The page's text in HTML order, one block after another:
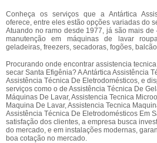
Conheça os serviços que a Antártica
oferece, entre eles estão opções variadas do
Atuando no ramo desde 1977, já são mais
manutenção em máquinas de lavar
geladeiras, freezers, secadoras, fogões,
Procurando onde encontrar assistencia
secar Santa Efigênia? A Antártica Assistência
Assistência Técnica De Eletrodomésticos, e
serviços como o de Assistência Técnica De
Máquinas De Lavar, Assistencia Tecnica
Maquina De Lavar, Assistencia Tecnica
Assistência Técnica De Eletrodomésticos Em
satisfação dos clientes, a empresa busca
do mercado, e em instalações modernas,
boa cotação no mercado.